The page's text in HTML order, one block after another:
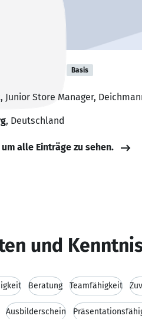
Basis
Store Manager,
, Deutschland
um alle Einträge zu sehen.
und
Beratung Teamfähigkeit
Ausbilderschein